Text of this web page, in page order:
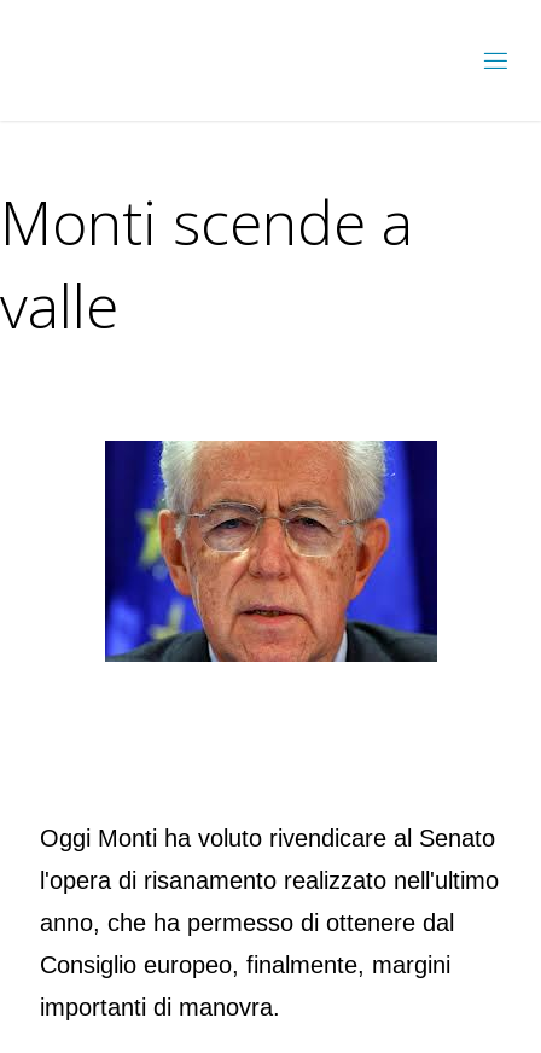
Monti scende a
valle
Oggi Monti ha voluto rivendicare al Senato
l'opera di risanamento realizzato nell'ultimo
anno, che ha permesso di ottenere dal
Consiglio europeo, finalmente, margini
importanti di manovra.